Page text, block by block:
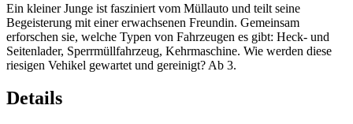
Ein kleiner Junge ist fasziniert vom Müllauto und teilt seine
Begeisterung mit einer erwachsenen Freundin. Gemeinsam
erforschen sie, welche Typen von Fahrzeugen es gibt: Heck- und
Seitenlader, Sperrmüllfahrzeug, Kehrmaschine. Wie werden diese
riesigen Vehikel gewartet und gereinigt? Ab 3.
Details